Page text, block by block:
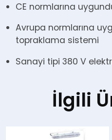
CE normlarına
Avrupa normlarına
topraklama sistemi
Sanayi tipi 380 V
İlgili